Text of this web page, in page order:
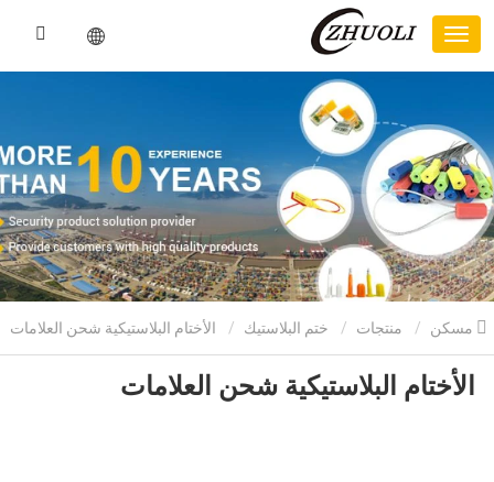
منتجات ختم البلاستيك
الأختام البلاستيكية شحن العلامات